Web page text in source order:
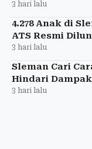
3 hari lalu
4.278 Anak di
ATS Resmi
3 hari lalu
Sleman Cari
Hindari Dampak
3 hari lalu